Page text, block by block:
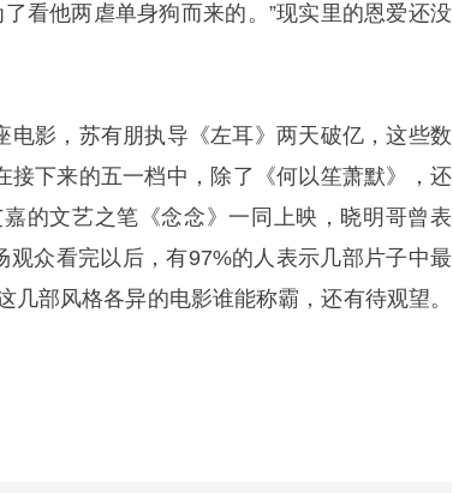
看他两虐单身狗而来的。”现实里的恩爱还没
影，苏有朋执导《左耳》两天破亿，这些数
接下来的五一档中，除了《何以笙萧默》，还
的文艺之笔《念念》一同上映，晓明哥曾表
众看完以后，有97%的人表示几部片子中最
部风格各异的电影谁能称霸，还有待观望。